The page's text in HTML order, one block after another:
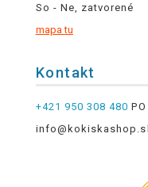
So - Ne, zatvorené
mapa tu
Kontakt
+421 950 308 480